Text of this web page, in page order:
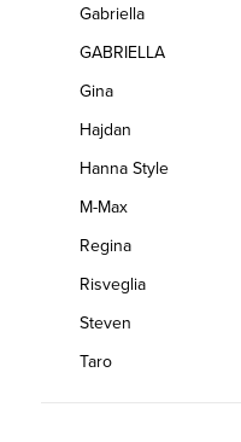
Gabriella
GABRIELLA
Gina
Hajdan
Hanna Style
M-Max
Regina
Risveglia
Steven
Taro